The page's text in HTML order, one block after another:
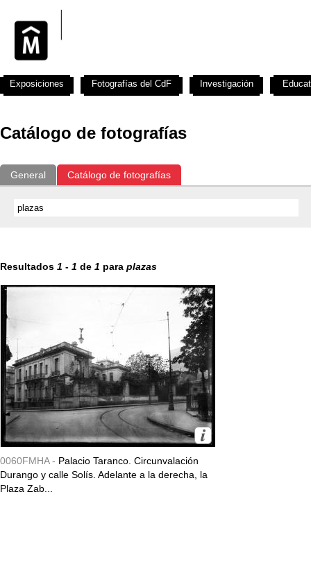
Catálogo de fotografías
General Catálogo de fotografías
Resultados 1 - 1 de 1 para plazas
0060FMHA - Palacio Taranco. Circunvalación
Durango y calle Solís. Adelante a la derecha, la
Plaza Zab...
Exposiciones Fotografías del CdF Investigación